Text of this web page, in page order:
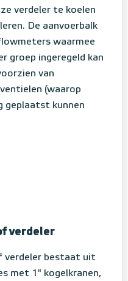
verdeler te koelen
De aanvoerbalk
waarmee
groep ingeregeld kan
van
(waarop
geplaatst kunnen
verdeler
verdeler bestaat uit
met 1" kogelkranen,